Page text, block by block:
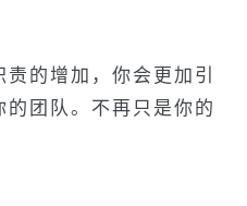
的增加，你会更加引
团队。不再只是你的